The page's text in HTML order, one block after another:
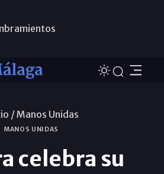
/Manos Unidas
MANOS UNIDAS
celebra su